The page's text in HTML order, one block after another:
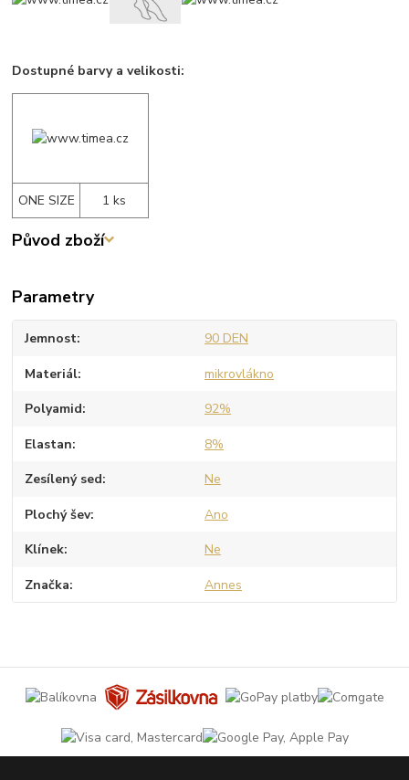
Dostupné barvy a velikosti:
ONE SIZE 1 ks
Původ zboží
Parametry
Jemnost 90 DEN
Materiál mikrovlákno
Polyamid 92%
Elastan 8%
Zesílený sed Ne
Plochý šev Ano
Klínek Ne
Značka Annes